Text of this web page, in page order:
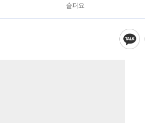
슬퍼요